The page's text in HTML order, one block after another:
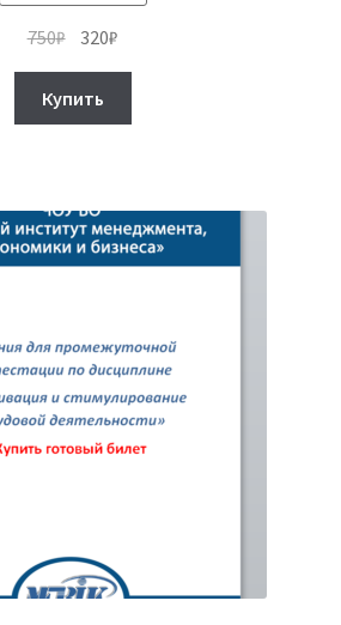
750₽ Первоначальная
составляла
750₽.
320₽
Купить